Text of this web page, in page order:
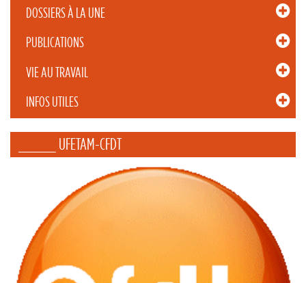
DOSSIERS À LA UNE
PUBLICATIONS
VIE AU TRAVAIL
INFOS UTILES
_____ UFETAM-CFDT